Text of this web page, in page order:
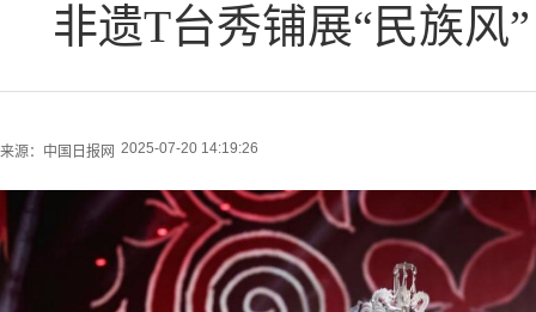
非遗T台秀铺展“民族风
来源： 中国日报网 2025-07-20 14:19:26